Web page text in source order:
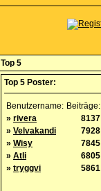
Top 5
Top 5 Poster:
Benutzername: Beiträge:
» rivera
8137
» Velvakandi
7928
» Wisy
7845
» Atli
6805
» tryggvi 5861